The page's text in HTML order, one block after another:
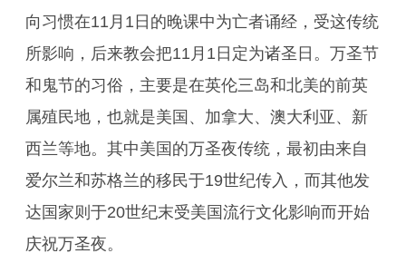
向习惯在11月1日的晚课中为亡者诵经，受这传统
所影响，后来教会把11月1日定为诸圣日。万圣节
和鬼节的习俗，主要是在英伦三岛和北美的前英
属殖民地，也就是美国、加拿大、澳大利亚、新
西兰等地。其中美国的万圣夜传统，最初由来自
爱尔兰和苏格兰的移民于19世纪传入，而其他发
达国家则于20世纪末受美国流行文化影响而开始
庆祝万圣夜。